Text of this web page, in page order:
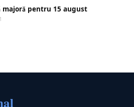
majoră pentru 15 august